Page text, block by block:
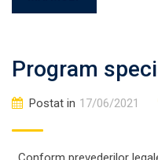
Program
Postat in 17/06/2021